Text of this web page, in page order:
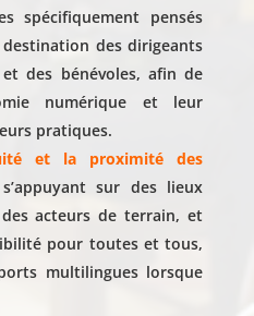
spécifiquement pensés
des dirigeants
des bénévoles, afin de
numérique et leur
pratiques.
et la proximité des
sur des lieux
acteurs de terrain, et
pour toutes et tous,
multilingues lorsque